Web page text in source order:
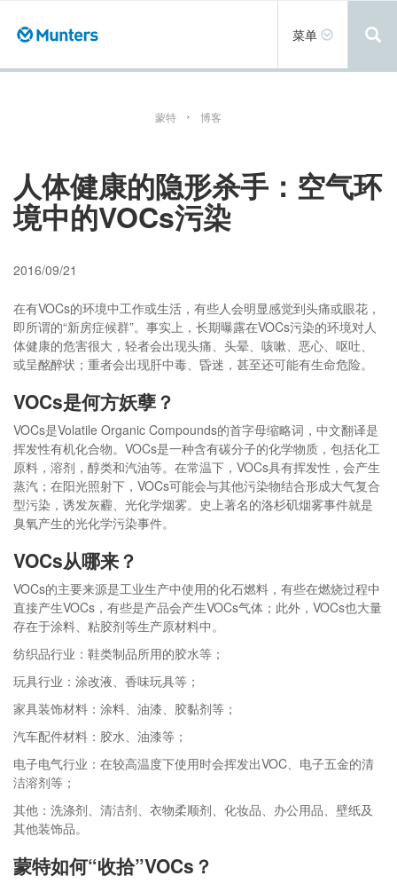
Toggle
菜单
蒙特 博客
人体健康的隐形杀手：空气环
境中的VOCs污染
2016/09/21
在有VOCs的环境中工作或生活，有些人会明显感觉到头痛或眼花，
即所谓的“新房症候群”。事实上，长期曝露在VOCs污染的环境对人
体健康的危害很大，轻者会出现头痛、头晕、咳嗽、恶心、呕吐、
或呈酩醉状；重者会出现肝中毒、昏迷，甚至还可能有生命危险。
VOCs是何方妖孽？
VOCs是Volatile Organic Compounds的首字母缩略词，中文翻译是
挥发性有机化合物。VOCs是一种含有碳分子的化学物质，包括化工
原料，溶剂，醇类和汽油等。在常温下，VOCs具有挥发性，会产生
蒸汽；在阳光照射下，VOCs可能会与其他污染物结合形成大气复合
型污染，诱发灰霾、光化学烟雾。史上著名的洛杉矶烟雾事件就是
臭氧产生的光化学污染事件。
VOCs从哪来？
VOCs的主要来源是工业生产中使用的化石燃料，有些在燃烧过程中
直接产生VOCs，有些是产品会产生VOCs气体；此外，VOCs也大量
存在于涂料、粘胶剂等生产原材料中。
纺织品行业：鞋类制品所用的胶水等；
玩具行业：涂改液、香味玩具等；
家具装饰材料：涂料、油漆、胶黏剂等；
汽车配件材料：胶水、油漆等；
电子电气行业：在较高温度下使用时会挥发出VOC、电子五金的清
洁溶剂等；
其他：洗涤剂、清洁剂、衣物柔顺剂、化妆品、办公用品、壁纸及
其他装饰品。
蒙特如何“收拾”VOCs？